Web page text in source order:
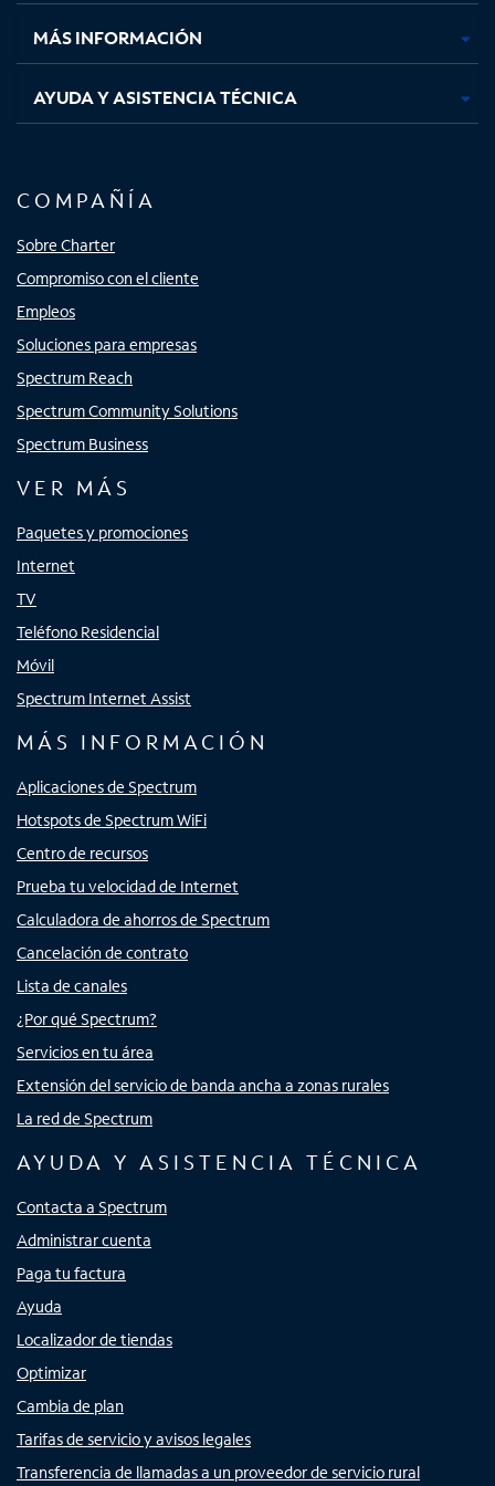
nuevanuevanuevanueva
MÁS INFORMACIÓN
AYUDA Y ASISTENCIA TÉCNICA
COMPAÑÍA
Sobre Charter
Compromiso con el cliente
Empleos
Soluciones para empresas
Spectrum Reach
Spectrum Community Solutions
Spectrum Business
VER MÁS
Paquetes y promociones
Internet
TV
Teléfono Residencial
Móvil
Spectrum Internet Assist
MÁS INFORMACIÓN
Aplicaciones de Spectrum
Hotspots de Spectrum WiFi
Centro de recursos
Prueba tu velocidad de Internet
Calculadora de ahorros de Spectrum
Cancelación de contrato
Lista de canales
¿Por qué Spectrum?
Servicios en tu área
Extensión del servicio de banda ancha a zonas rurales
La red de Spectrum
AYUDA Y ASISTENCIA TÉCNICA
Contacta a Spectrum
Administrar cuenta
Paga tu factura
Ayuda
Localizador de tiendas
Optimizar
Cambia de plan
Tarifas de servicio y avisos legales
Transferencia de llamadas a un proveedor de servicio rural